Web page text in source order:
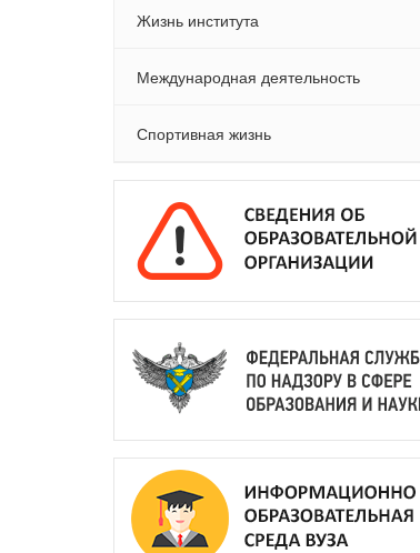
Жизнь института
Международная деятельность
Спортивная жизнь